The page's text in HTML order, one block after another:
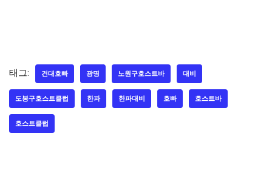
태그: 건대호빠 광명 노원구호스트바 대비
도봉구호스트클럽 한파 한파대비 호빠 호스트바
호스트클럽